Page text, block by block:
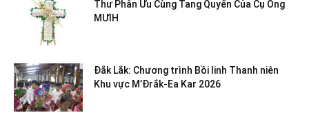
Thư Phân Ưu Cùng Tang Quyến Của Cụ Ông
MƯIH
Đắk Lắk: Chương trình Bồi linh Thanh niên
Khu vực M’Đrắk-Ea Kar 2026